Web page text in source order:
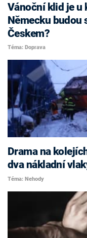
Vánoční klid je u
Německu budou
Českem?
Téma: Doprava
Drama na
dva nákladní
Téma: Nehody